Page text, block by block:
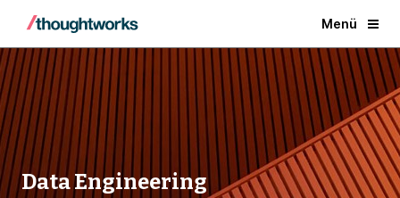
Menü
Data Engineering